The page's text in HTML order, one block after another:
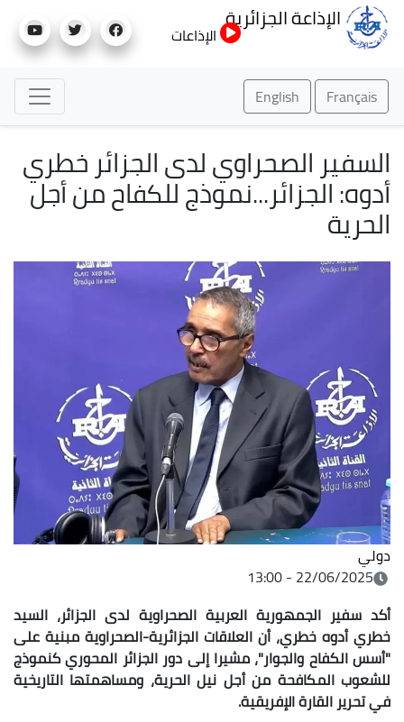
إلى
الإذاعة الجزائرية
الإذاعات
Français
English
الصحراوي لدى الجزائر خطري
الجزائر...نموذج للكفاح من أجل
22/06/2025 - 13:00
سفير الجمهورية العربية الصحراوية لدى الجزائر، السيد
أدوه خطري، أن العلاقات الجزائرية-الصحراوية مبنية على
الكفاح والجوار"، مشيرا إلى دور الجزائر المحوري كنموذج
المكافحة من أجل نيل الحرية، ومساهمتها التاريخية
تحرير القارة الإفريقية.